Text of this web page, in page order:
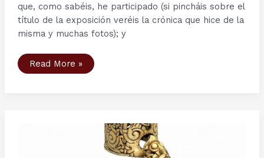
que, como sabéis, he participado (si pincháis sobre el
título de la exposición veréis la crónica que hice de la
misma y muchas fotos); y
Seminario
sobre
Read More »